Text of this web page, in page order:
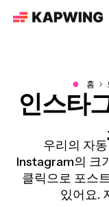
● 홈
인스타
우리의 자
Instagram의 크
클릭으로 포스
있어요.